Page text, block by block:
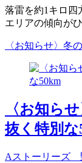
落雷を約1キロ四
エリアの傾向が
〈お知らせ〉冬
〈お知ら
抜く特別な
Aストーリーズ